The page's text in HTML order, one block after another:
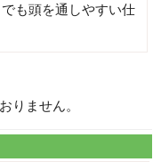
も頭を通しやすい仕
りません。